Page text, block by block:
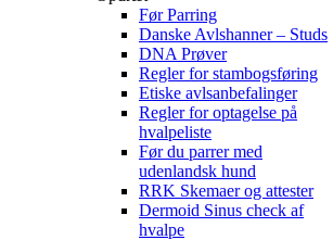
Før Parring
Danske Avlshanner – Studs
DNA Prøver
Regler for stambogsføring
Etiske avlsanbefalinger
Regler for optagelse på
hvalpeliste
Før du parrer med
udenlandsk hund
RRK Skemaer og attester
Dermoid Sinus check af
hvalpe